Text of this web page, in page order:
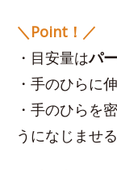
＼Point！／
・目安量はパ
・手のひらに
・手のひらを
うになじませる